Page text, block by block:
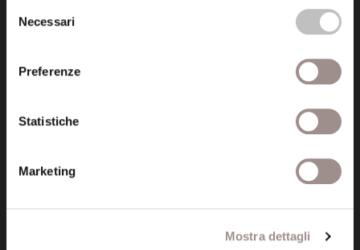
delNecessari
Preferenze
Statistiche
Marketing
Mostra dettagli
fondazionecollegiosancarlo@legalmail.it